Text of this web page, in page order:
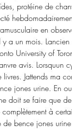
protéine de
en
a un mois.
University of
avis. Lorsquun
Jattends ma
jones urine. En
doit se faire que
à
de bence jones